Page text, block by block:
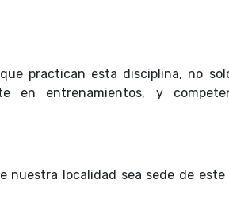
practican esta disciplina, no
en entrenamientos, y
localidad sea sede de este